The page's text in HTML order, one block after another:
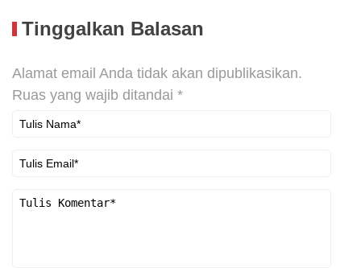
Tinggalkan Balasan
Alamat email Anda tidak akan dipublikasikan.
Ruas yang wajib ditandai *